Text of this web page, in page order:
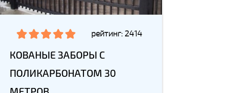
рейтинг: 2414
КОВАНЫЕ ЗАБОРЫ С
ПОЛИКАРБОНАТОМ 30